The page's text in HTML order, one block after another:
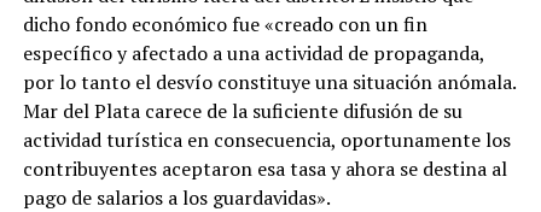
dicho fondo económico fue «creado con un fin
específico y afectado a una actividad de propaganda,
por lo tanto el desvío constituye una situación anómala.
Mar del Plata carece de la suficiente difusión de su
actividad turística en consecuencia, oportunamente los
contribuyentes aceptaron esa tasa y ahora se destina al
pago de salarios a los guardavidas».